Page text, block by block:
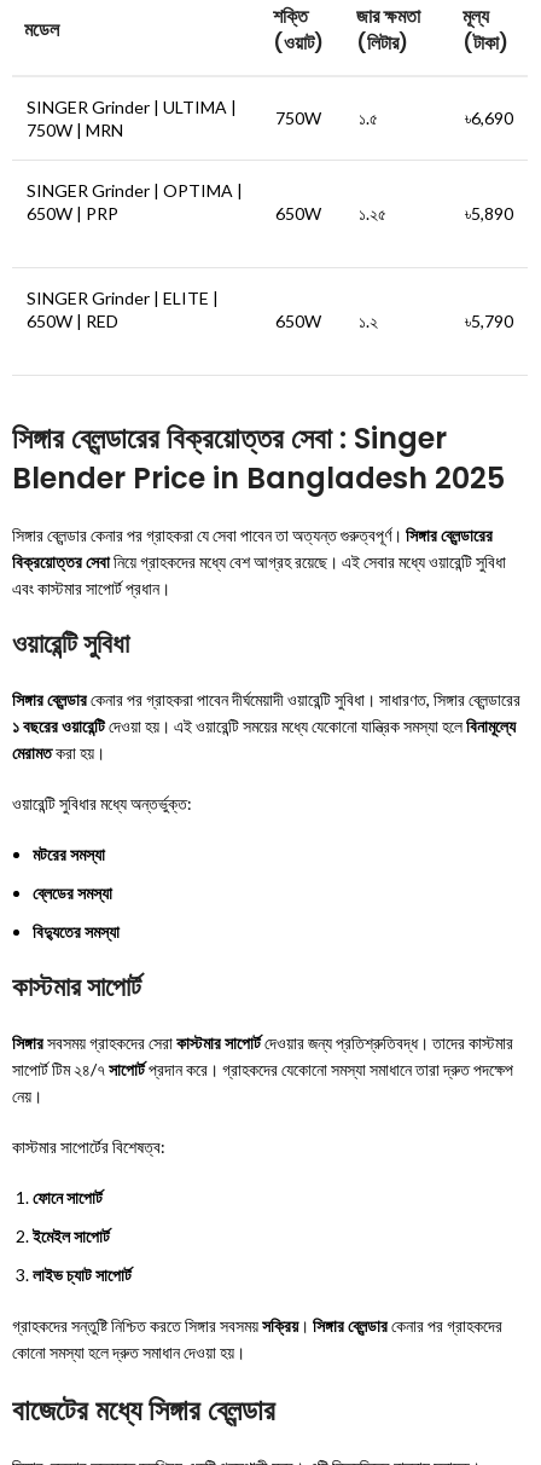
মডেল
শক্তি
(ওয়াট)
জার ক্ষমতা
(লিটার)
মূল্য
(টাকা)
SINGER Grinder | ULTIMA |
750W | MRN
750W ১.৫ ৳6,690
SINGER Grinder | OPTIMA |
650W | PRP
650W ১.২৫ ৳5,890
SINGER Grinder | ELITE |
650W | RED
650W ১.২ ৳5,790
সিঙ্গার ব্লেন্ডারের বিক্রয়োত্তর সেবা : Singer
Blender Price in Bangladesh 2025
সিঙ্গার ব্লেন্ডার কেনার পর গ্রাহকরা যে সেবা পাবেন তা অত্যন্ত গুরুত্বপূর্ণ।সিঙ্গার ব্লেন্ডারের
বিক্রয়োত্তর সেবানিয়ে গ্রাহকদের মধ্যে বেশ আগ্রহ রয়েছে। এই সেবার মধ্যে ওয়ারেন্টি সুবিধা
এবং কাস্টমার সাপোর্ট প্রধান।
ওয়ারেন্টি সুবিধা
সিঙ্গার ব্লেন্ডারকেনার পর গ্রাহকরা পাবেন দীর্ঘমেয়াদী ওয়ারেন্টি সুবিধা। সাধারণত, সিঙ্গার ব্লেন্ডারের
১ বছরের ওয়ারেন্টিদেওয়া হয়। এই ওয়ারেন্টি সময়ের মধ্যে যেকোনো যান্ত্রিক সমস্যা হলেবিনামূল্যে
মেরামতকরা হয়।
ওয়ারেন্টি সুবিধার মধ্যে অন্তর্ভুক্ত:
মটরের সমস্যা
ব্লেডের সমস্যা
বিদ্যুতের সমস্যা
কাস্টমার সাপোর্ট
সিঙ্গারসবসময় গ্রাহকদের সেরাকাস্টমার সাপোর্টদেওয়ার জন্য প্রতিশ্রুতিবদ্ধ। তাদের কাস্টমার
সাপোর্ট টিম ২৪/৭সাপোর্টপ্রদান করে। গ্রাহকদের যেকোনো সমস্যা সমাধানে তারা দ্রুত পদক্ষেপ
নেয়।
কাস্টমার সাপোর্টের বিশেষত্ব:
ফোনে সাপোর্ট
ইমেইল সাপোর্ট
লাইভ চ্যাট সাপোর্ট
গ্রাহকদের সন্তুষ্টি নিশ্চিত করতে সিঙ্গার সবসময়সক্রিয়।সিঙ্গার ব্লেন্ডারকেনার পর গ্রাহকদের
কোনো সমস্যা হলে দ্রুত সমাধান দেওয়া হয়।
বাজেটের মধ্যে সিঙ্গার ব্লেন্ডার